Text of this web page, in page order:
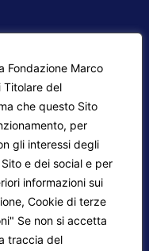
Fondazione Marco
Titolare del
che questo Sito
per
gli interessi degli
e dei social e per
informazioni sui
Cookie di terze
Se non si accetta
traccia del